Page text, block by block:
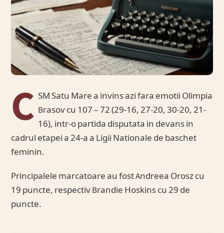
C SM Satu Mare a invins azi fara emotii Olimpia
Brasov cu 107 – 72 (29-16, 27-20, 30-20, 21-
16), intr-o partida disputata in devans in
cadrul etapei a 24-a a Ligii Nationale de baschet
feminin.
Principalele marcatoare au fost Andreea Orosz cu
19 puncte, respectiv Brandie Hoskins cu 29 de
puncte.